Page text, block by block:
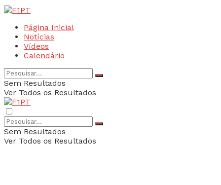
Página Inicial
Notícias
Vídeos
Calendário
Sem Resultados
Ver Todos os Resultados
Sem Resultados
Ver Todos os Resultados